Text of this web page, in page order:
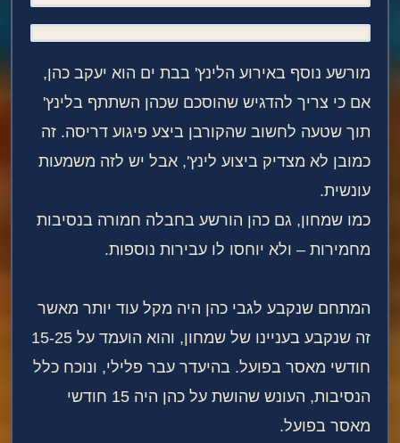
מורשע נוסף באירוע הלינץ' בבת ים הוא יעקב כהן,
אם כי צריך להדגיש שהוסכם שכהן השתתף בלינץ'
תוך שטעה לחשוב שהקורבן ביצע פיגוע דריסה. זה
כמובן לא מצדיק ביצוע לינץ', אבל יש לזה משמעות
עונשית.
כמו שמחון, גם כהן הורשע בחבלה חמורה בנסיבות
מחמירות – ולא יוחסו לו עבירות נוספות.
המתחם שנקבע לגבי כהן היה מקל עוד יותר מאשר
זה שנקבע בעניינו של שמחון, והוא הועמד על 15-25
חודשי מאסר בפועל. בהיעדר עבר פלילי, ונוכח כלל
הנסיבות, העונש שהושת על כהן היה 15 חודשי
מאסר בפועל.